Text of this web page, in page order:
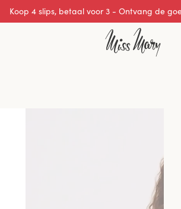
Koop 4 slips, betaal voor 3 - Ontvang de
Uitstekende 0 van 5